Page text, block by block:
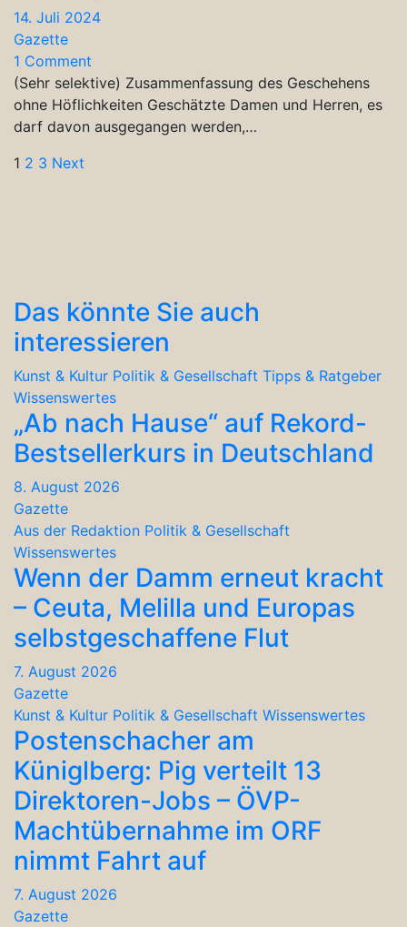
14. Juli 2024
Gazette
1 Comment
(Sehr selektive) Zusammenfassung des Geschehens
ohne Höflichkeiten Geschätzte Damen und Herren, es
darf davon ausgegangen werden,…
Seitennummerierung
1 2 3 Next
Das könnte Sie auch
interessieren
Kunst & Kultur Politik & Gesellschaft Tipps & Ratgeber
Wissenswertes
„Ab nach Hause“ auf Rekord-
Bestsellerkurs in Deutschland
8. August 2026
Gazette
Aus der Redaktion Politik & Gesellschaft
Wissenswertes
Wenn der Damm erneut kracht
– Ceuta, Melilla und Europas
selbstgeschaffene Flut
7. August 2026
Gazette
Kunst & Kultur Politik & Gesellschaft Wissenswertes
Postenschacher am
Küniglberg: Pig verteilt 13
Direktoren-Jobs – ÖVP-
Machtübernahme im ORF
nimmt Fahrt auf
7. August 2026
Gazette